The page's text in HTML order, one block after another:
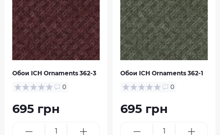
Обои ІСН Ornaments 362-3
0
695 грн
Обои ІСН Ornaments 362-1
0
695 грн